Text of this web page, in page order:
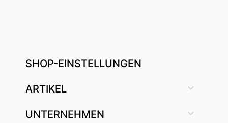
SHOP-EINSTELLUNGEN
ARTIKEL 
UNTERNEHMEN 